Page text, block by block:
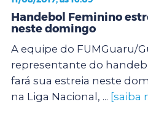
Handebol Feminino
neste domingo
A equipe do FUMGuaru/
representante do
fará sua estreia neste
na Liga Nacional, ... [saiba